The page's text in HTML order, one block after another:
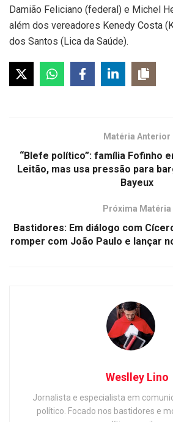
Damião Feliciano (federal) e Michel
além dos vereadores Kenedy Costa
dos Santos (Lica da Saúde).
Matéria Anterior
“Blefe político”: família Fofinho
Leitão, mas usa pressão para
Bayeux
Próxima Matéria
Bastidores: Em diálogo com
romper com João Paulo e lançar
Weslley Lino
Jornalista e especialista em
político. Focado nos bastidores e